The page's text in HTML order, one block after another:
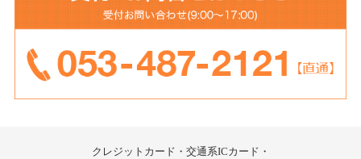
クレジットカード・交通系ICカード・